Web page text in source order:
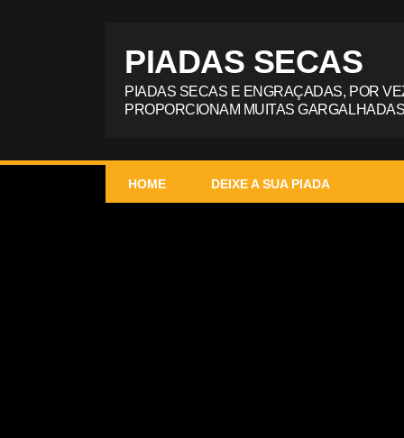
PIADAS SECAS
PIADAS SECAS E ENGRAÇADAS, POR
PROPORCIONAM MUITAS
HOME DEIXE A SUA PIADA